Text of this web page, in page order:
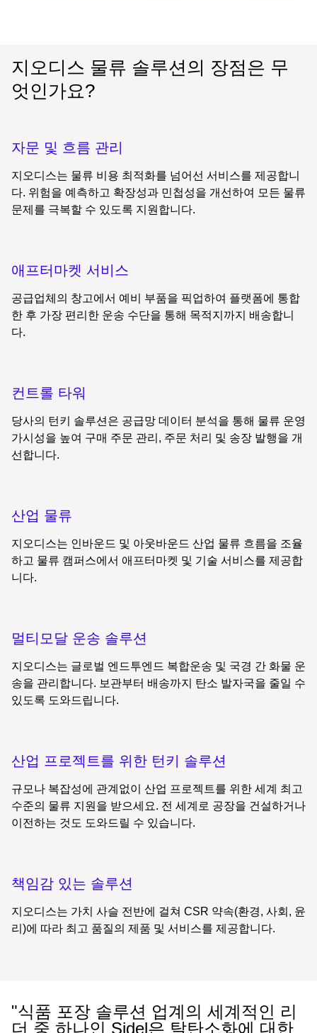
지오디스 물류 솔루션의 장점은 무
엇인가요?
자문 및 흐름 관리
지오디스는 물류 비용 최적화를 넘어선 서비스를 제공합니
다. 위험을 예측하고 확장성과 민첩성을 개선하여 모든 물류
문제를 극복할 수 있도록 지원합니다.
애프터마켓 서비스
공급업체의 창고에서 예비 부품을 픽업하여 플랫폼에 통합
한 후 가장 편리한 운송 수단을 통해 목적지까지 배송합니
다.
컨트롤 타워
당사의 턴키 솔루션은 공급망 데이터 분석을 통해 물류 운영
가시성을 높여 구매 주문 관리, 주문 처리 및 송장 발행을 개
선합니다.
산업 물류
지오디스는 인바운드 및 아웃바운드 산업 물류 흐름을 조율
하고 물류 캠퍼스에서 애프터마켓 및 기술 서비스를 제공합
니다.
멀티모달 운송 솔루션
지오디스는 글로벌 엔드투엔드 복합운송 및 국경 간 화물 운
송을 관리합니다. 보관부터 배송까지 탄소 발자국을 줄일 수
있도록 도와드립니다.
산업 프로젝트를 위한 턴키 솔루션
규모나 복잡성에 관계없이 산업 프로젝트를 위한 세계 최고
수준의 물류 지원을 받으세요. 전 세계로 공장을 건설하거나
이전하는 것도 도와드릴 수 있습니다.
책임감 있는 솔루션
지오디스는 가치 사슬 전반에 걸쳐 CSR 약속(환경, 사회, 윤
리)에 따라 최고 품질의 제품 및 서비스를 제공합니다.
"식품 포장 솔루션 업계의 세계적인 리
더 중 하나인 Sidel은 탈탄소화에 대한